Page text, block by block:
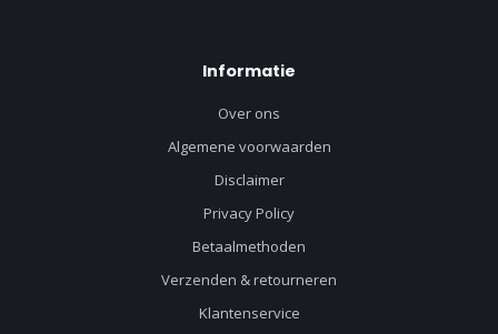
Informatie
Over ons
Algemene voorwaarden
Disclaimer
Privacy Policy
Betaalmethoden
Verzenden & retourneren
Klantenservice